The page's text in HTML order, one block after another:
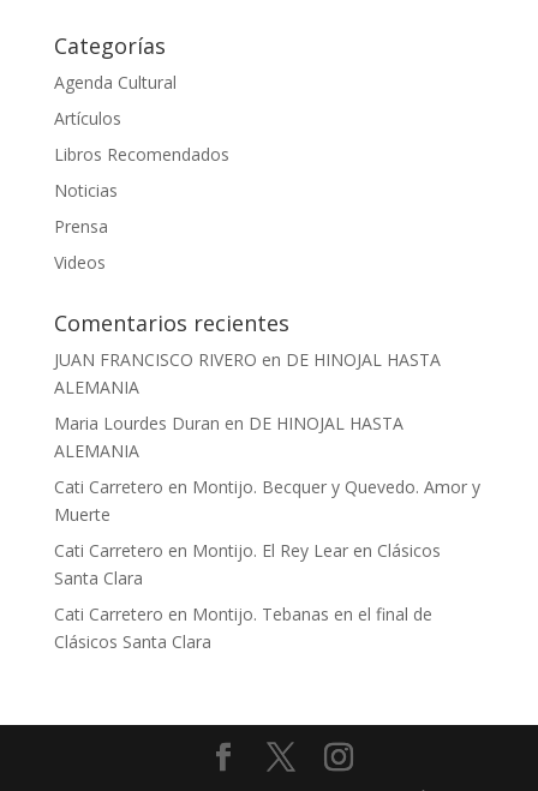
Categorías
Agenda Cultural
Artículos
Libros Recomendados
Noticias
Prensa
Videos
Comentarios recientes
JUAN FRANCISCO RIVERO en DE HINOJAL HASTA
ALEMANIA
Maria Lourdes Duran en DE HINOJAL HASTA
ALEMANIA
Cati Carretero en Montijo. Becquer y Quevedo. Amor y
Muerte
Cati Carretero en Montijo. El Rey Lear en Clásicos
Santa Clara
Cati Carretero en Montijo. Tebanas en el final de
Clásicos Santa Clara